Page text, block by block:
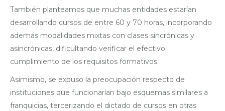
También planteamos que muchas entidades estarían
desarrollando cursos de entre 60 y 70 horas, incorporando
además modalidades mixtas con clases sincrónicas y
asincrónicas, dificultando verificar el efectivo
cumplimiento de los requisitos formativos.
Asimismo, se expuso la preocupación respecto de
instituciones que funcionarían bajo esquemas similares a
franquicias, tercerizando el dictado de cursos en otras